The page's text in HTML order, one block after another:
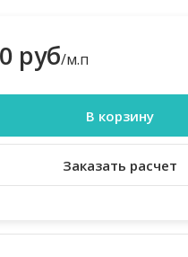
руб/м.п
В корзину
Заказать расчет